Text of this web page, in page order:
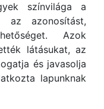
színvilága a
az azonosítást,
Azok
látásukat, az
és javasolja
lapunknak